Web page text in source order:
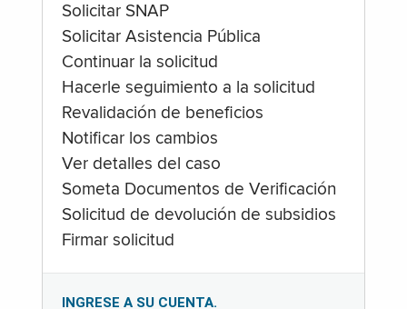
Solicitar SNAP
Solicitar Asistencia Pública
Continuar la solicitud
Hacerle seguimiento a la solicitud
Revalidación de beneficios
Notificar los cambios
Ver detalles del caso
Someta Documentos de Verificación
Solicitud de devolución de subsidios
Firmar solicitud
INGRESE A SU CUENTA.